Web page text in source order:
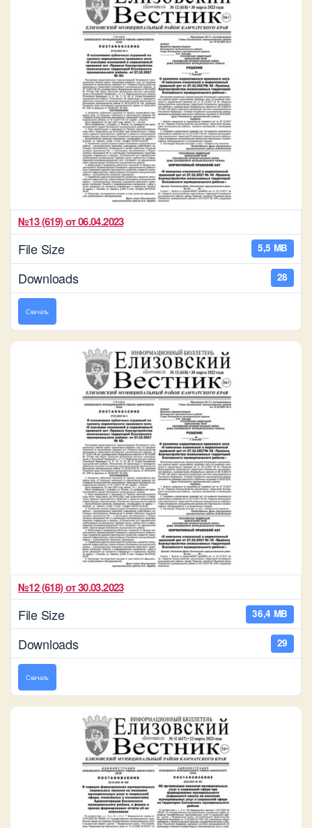
№13 (619) от 06.04.2023
File Size 5,5 MB
Downloads 28
Скачать
№12 (618) от 30.03.2023
File Size 36,4 MB
Downloads 29
Скачать